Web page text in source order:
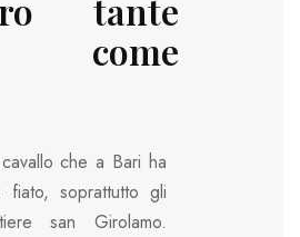
tante
come
che a Bari ha
fiato, soprattutto gli
san Girolamo.